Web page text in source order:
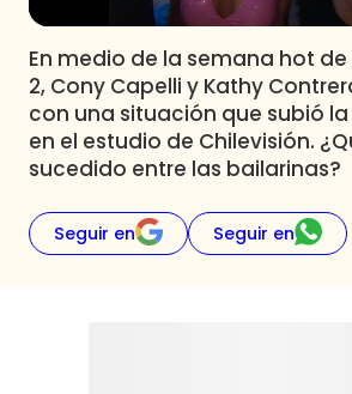
En medio de la semana hot de
2, Cony Capelli y Kathy
con una situación que subió
en el estudio de Chilevisión.
sucedido entre las bailarinas?
Seguir en Seguir en
Todos Los Programas